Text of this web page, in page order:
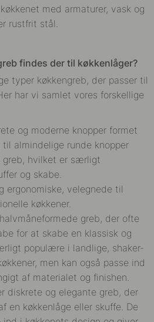
med armaturer, vask og
rustfrit stål.
findes der til køkkenlåger?
typer køkkengreb, der passer til
har vi samlet vores forskellige
og moderne knopper formet
almindelige runde knopper
greb, hvilket er særligt
og skabe.
ergonomiske, velegnede til
køkkener.
greb, der ofte
for at skabe en klassisk og
populære i landlige, shaker-
men kan også passe ind
af materialet og finishen.
diskrete og elegante greb, der
en køkkenlåge eller skuffe. De